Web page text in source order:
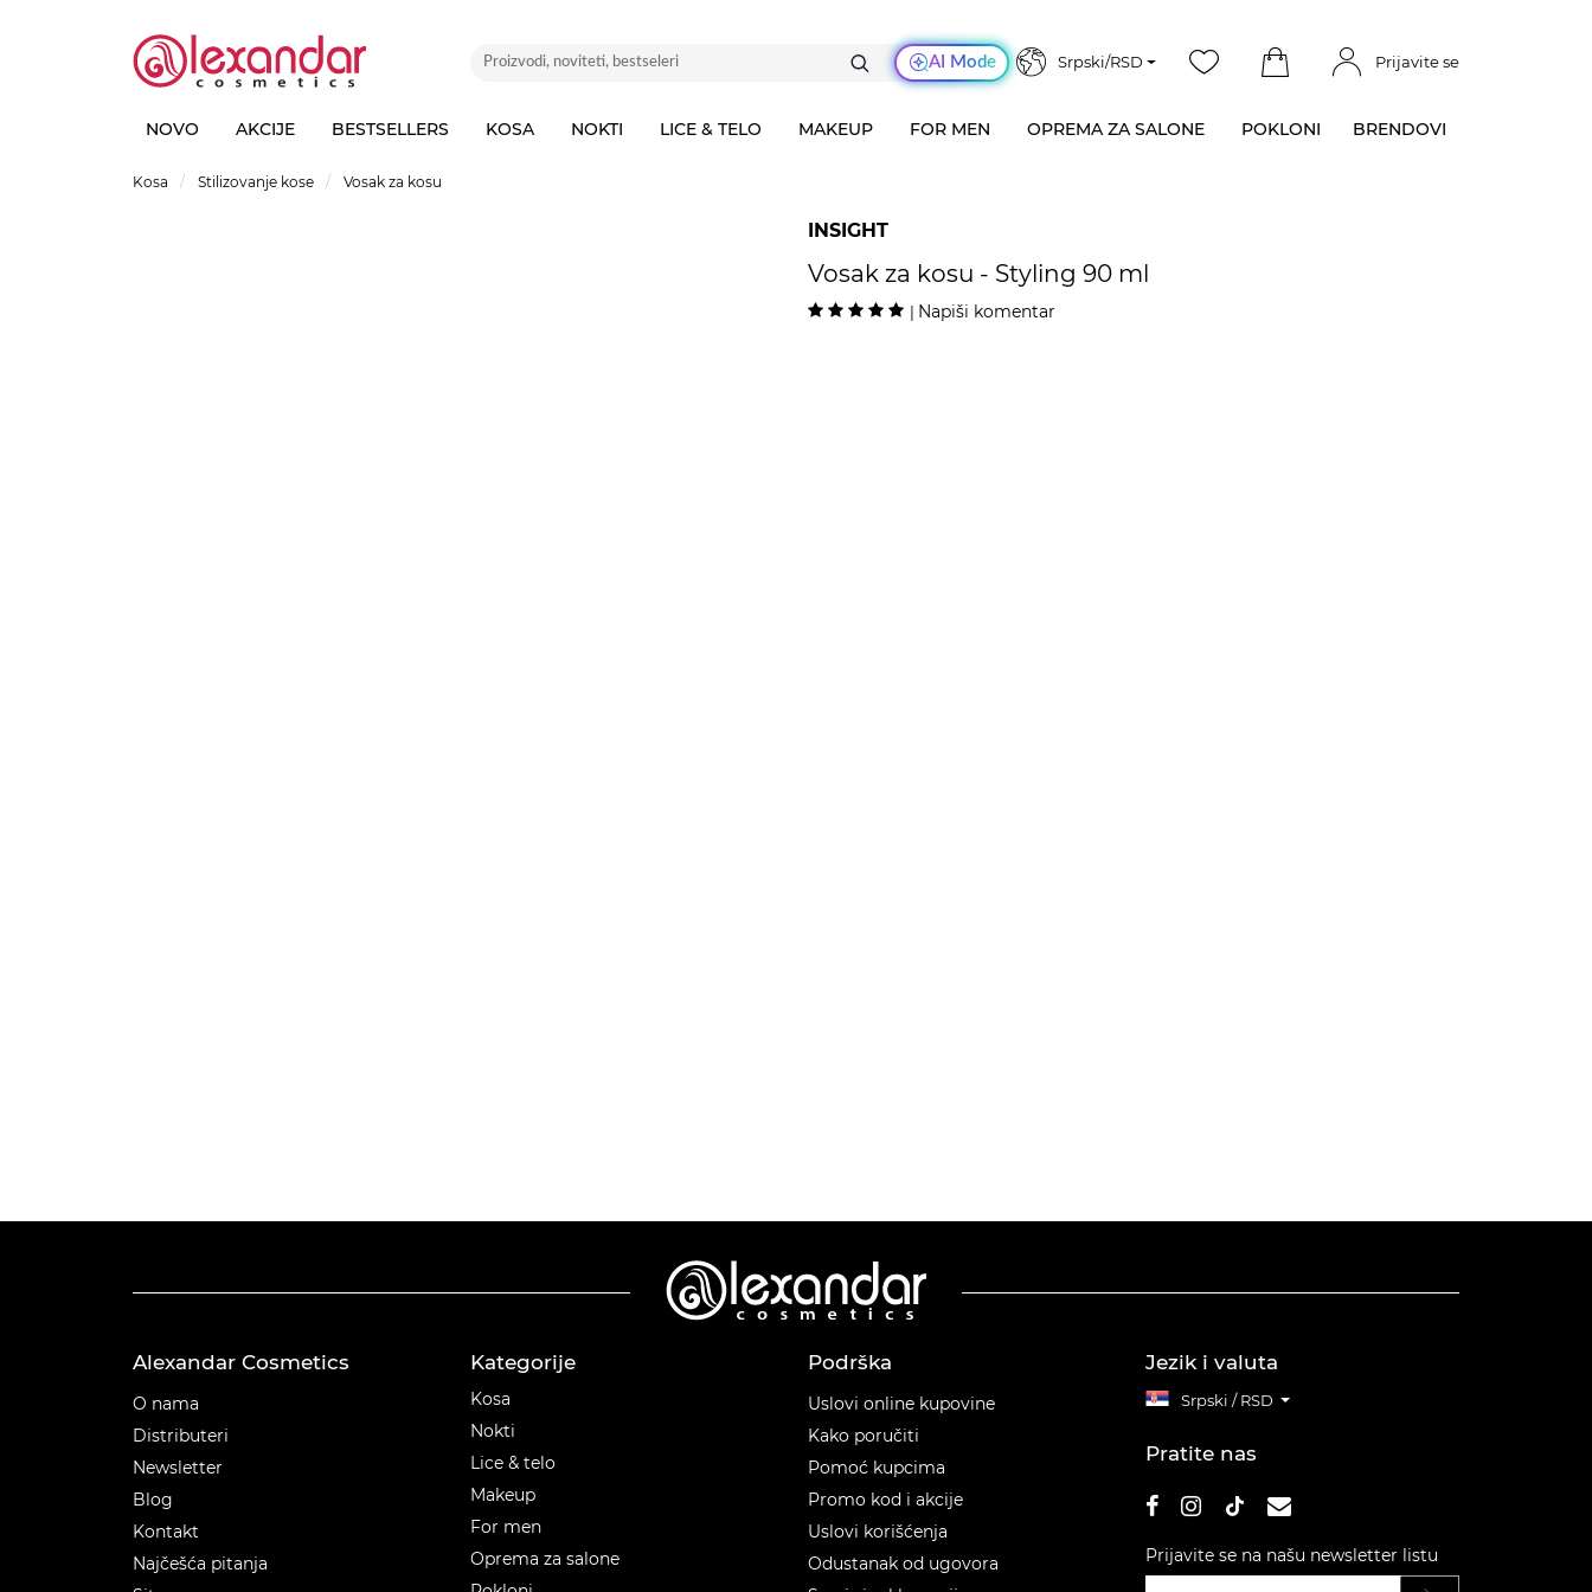
AI Mode Srpski/RSD Prijavite se
NOVO AKCIJE BESTSELLERS KOSA NOKTI LICE & TELO MAKEUP FOR MEN OPREMA ZA SALONE POKLONI BRENDOVI
Kosa Stilizovanje kose Vosak za kosu
INSIGHT
Vosak za kosu - Styling 90 ml
| Napiši komentar
Alexandar Cosmetics
O nama
Distributeri
Newsletter
Blog
Kontakt
Najčešća pitanja
Kategorije
Kosa
Nokti
Lice & telo
Makeup
For men
Oprema za salone
Podrška
Uslovi online kupovine
Kako poručiti
Pomoć kupcima
Promo kod i akcije
Uslovi korišćenja
Odustanak od ugovora
Jezik i valuta
Srpski / RSD
Pratite nas
Prijavite se na našu newsletter listu